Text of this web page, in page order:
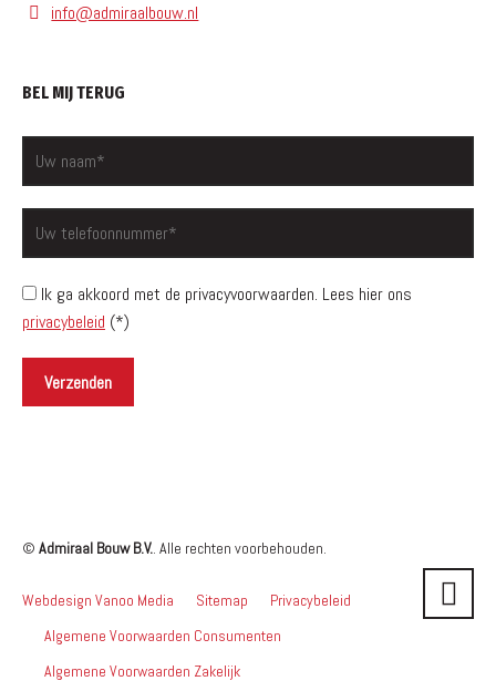
info@admiraalbouw.nl
BEL MIJ TERUG
Ik ga akkoord met de privacyvoorwaarden. Lees hier ons
privacybeleid (*)
© Admiraal Bouw B.V. . Alle rechten voorbehouden.
Webdesign Vanoo Media Sitemap
Privacybeleid
Algemene Voorwaarden Consumenten
Algemene Voorwaarden Zakelijk